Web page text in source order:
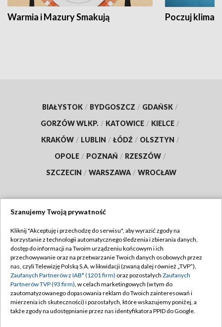
Warmia i Mazury Smakują Poczuj klimat
BIAŁYSTOK / BYDGOSZCZ / GDAŃSK /
GORZÓW WLKP. / KATOWICE / KIELCE /
KRAKÓW / LUBLIN / ŁÓDŹ / OLSZTYN /
OPOLE / POZNAŃ / RZESZÓW /
SZCZECIN / WARSZAWA / WROCŁAW
TVP
Abonament TVP
Emisja w TVP
Centrum informacji TVP
Naziemna Telewizja Cyfrowa
Regulamin TVP
Polityka prywatności
Moje zgody
Pomoc
Szanujemy Twoją prywatność
Kliknij "Akceptuję i przechodzę do serwisu", aby wyrazić zgody na
korzystanie z technologii automatycznego śledzenia i zbierania danych,
dostęp do informacji na Twoim urządzeniu końcowym i ich
przechowywanie oraz na przetwarzanie Twoich danych osobowych przez
nas, czyli Telewizję Polską S.A. w likwidacji (zwaną dalej również „TVP”),
Zaufanych Partnerów z IAB* (1201 firm) oraz pozostałych Zaufanych
Partnerów TVP (93 firm), w celach marketingowych (w tym do
zautomatyzowanego dopasowania reklam do Twoich zainteresowań i
mierzenia ich skuteczności) i pozostałych, które wskazujemy poniżej, a
także zgody na udostępnianie przez nas identyfikatora PPID do Google.